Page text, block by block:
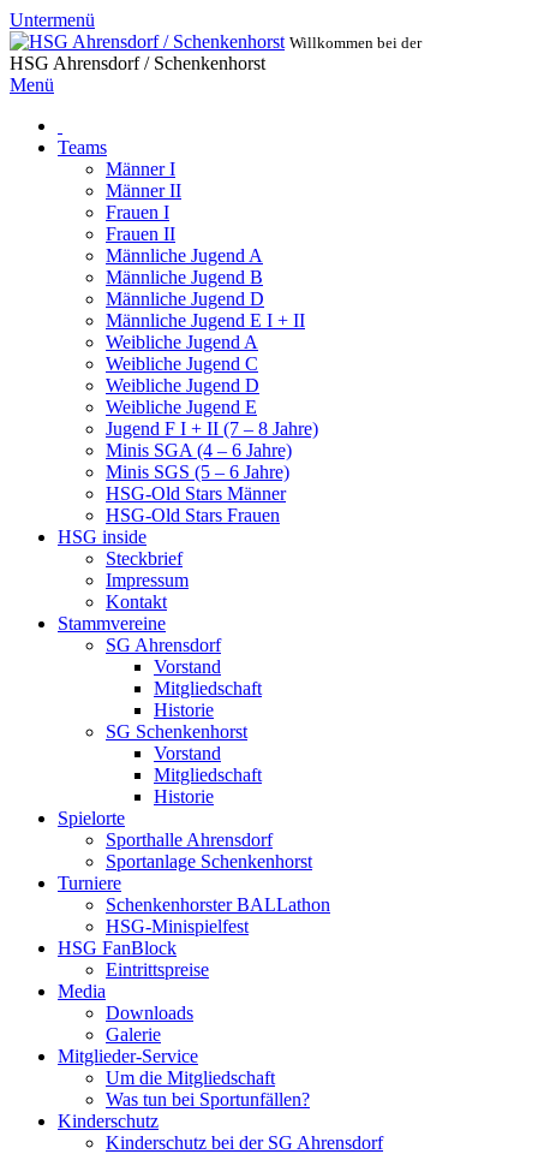
Untermenü
Willkommen bei der
HSG Ahrensdorf / Schenkenhorst
Menü
Teams
Männer I
Männer II
Frauen I
Frauen II
Männliche Jugend A
Männliche Jugend B
Männliche Jugend D
Männliche Jugend E I + II
Weibliche Jugend A
Weibliche Jugend C
Weibliche Jugend D
Weibliche Jugend E
Jugend F I + II (7 – 8 Jahre)
Minis SGA (4 – 6 Jahre)
Minis SGS (5 – 6 Jahre)
HSG-Old Stars Männer
HSG-Old Stars Frauen
HSG inside
Steckbrief
Impressum
Kontakt
Stammvereine
SG Ahrensdorf
Vorstand
Mitgliedschaft
Historie
SG Schenkenhorst
Vorstand
Mitgliedschaft
Historie
Spielorte
Sporthalle Ahrensdorf
Sportanlage Schenkenhorst
Turniere
Schenkenhorster BALLathon
HSG-Minispielfest
HSG FanBlock
Eintrittspreise
Media
Downloads
Galerie
Mitglieder-Service
Um die Mitgliedschaft
Was tun bei Sportunfällen?
Kinderschutz
Kinderschutz bei der SG Ahrensdorf